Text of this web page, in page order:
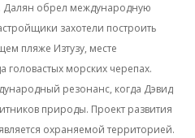
обрел международную
захотели построить
пляже Изтузу, месте
морских черепах.
резонанс, когда Дэвид
природы. Проект развития
охраняемой территорией.